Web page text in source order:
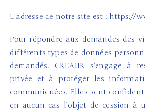
L’adresse de notre site est : https://
Pour répondre aux demandes des
différents types de données
demandés. CREAJIR s’engage à
privée et à protéger les
communiquées. Elles sont
en aucun cas l’objet de cession